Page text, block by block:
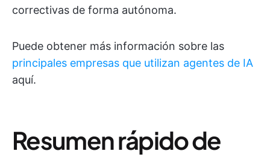
correctivas de forma autónoma.
Puede obtener más información sobre las
principales empresas que utilizan agentes de IA
aquí.
Resumen rápido de